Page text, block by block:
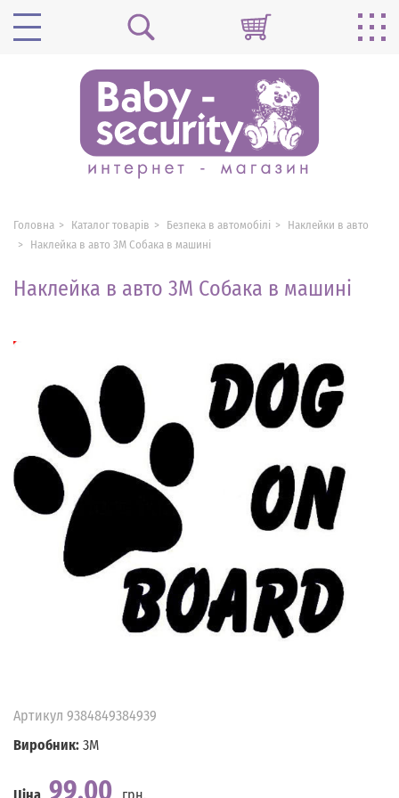
Головна Каталог товарів Безпека в автомобілі
Наклейки в авто
Наклейка в авто 3M Собака в машині
Наклейка в авто 3M Собака в машині
Артикул 9384849384939
Виробник: 3M
Ціна 99.00
грн.